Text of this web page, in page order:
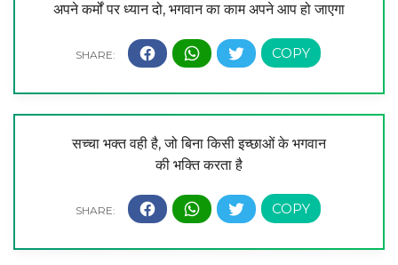
अपने कर्मों पर ध्यान दो, भगवान का काम अपने आप हो जाएगा
सच्चा भक्त वही है, जो बिना किसी इच्छाओं के भगवान
की भक्ति करता है